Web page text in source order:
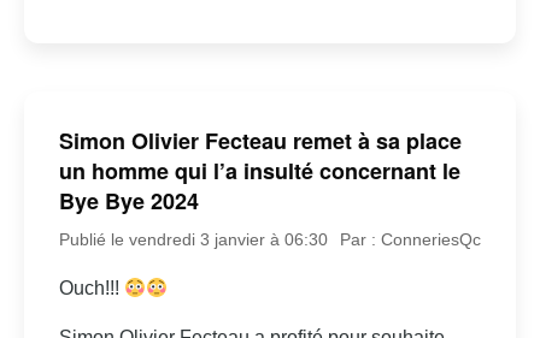
Simon Olivier Fecteau remet à sa place
un homme qui l’a insulté concernant le
Bye Bye 2024
Publié le vendredi 3 janvier à 06:30 Par : ConneriesQc
Ouch!!!